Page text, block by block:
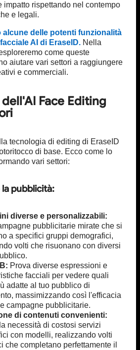
impatto rispettando nel contempo
e legali.
alcune delle potenti funzionalità
AI di EraseID. Nella
come queste
aiutare vari settori a raggiungere
e commerciali.
Face Editing
tecnologia di editing di EraseID
di base. Ecco come lo
vari settori:
la pubblicità:
diverse e personalizzabili:
pubblicitarie mirate che si
a specifici gruppi demografici,
volti che risuonano con diversi
Prova diverse espressioni e
facciali per vedere quali
adatte al tuo pubblico di
massimizzando così l'efficacia
campagne pubblicitarie.
di contenuti convenienti:
necessità di costosi servizi
con modelli, realizzando volti
che completano perfettamente il